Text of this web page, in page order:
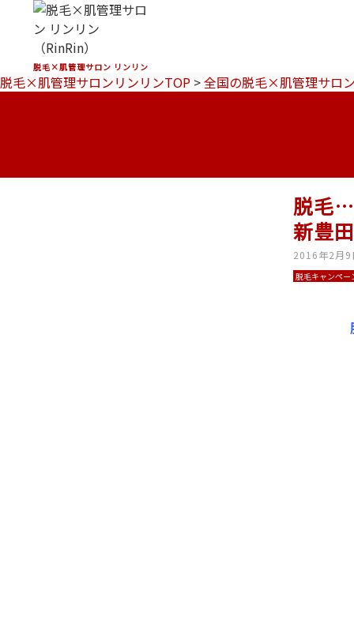
脱毛×肌管理サロン リンリン
脱毛×肌管理サロンリンリンTOP >全国の脱毛×肌管理サロ
脱毛
新豊
2016年2月9
脱毛キャンペー